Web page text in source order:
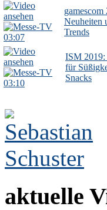
03:07
Neuheiten
Trends
03:10
ISM 2019:
für
Snacks
aktuelle